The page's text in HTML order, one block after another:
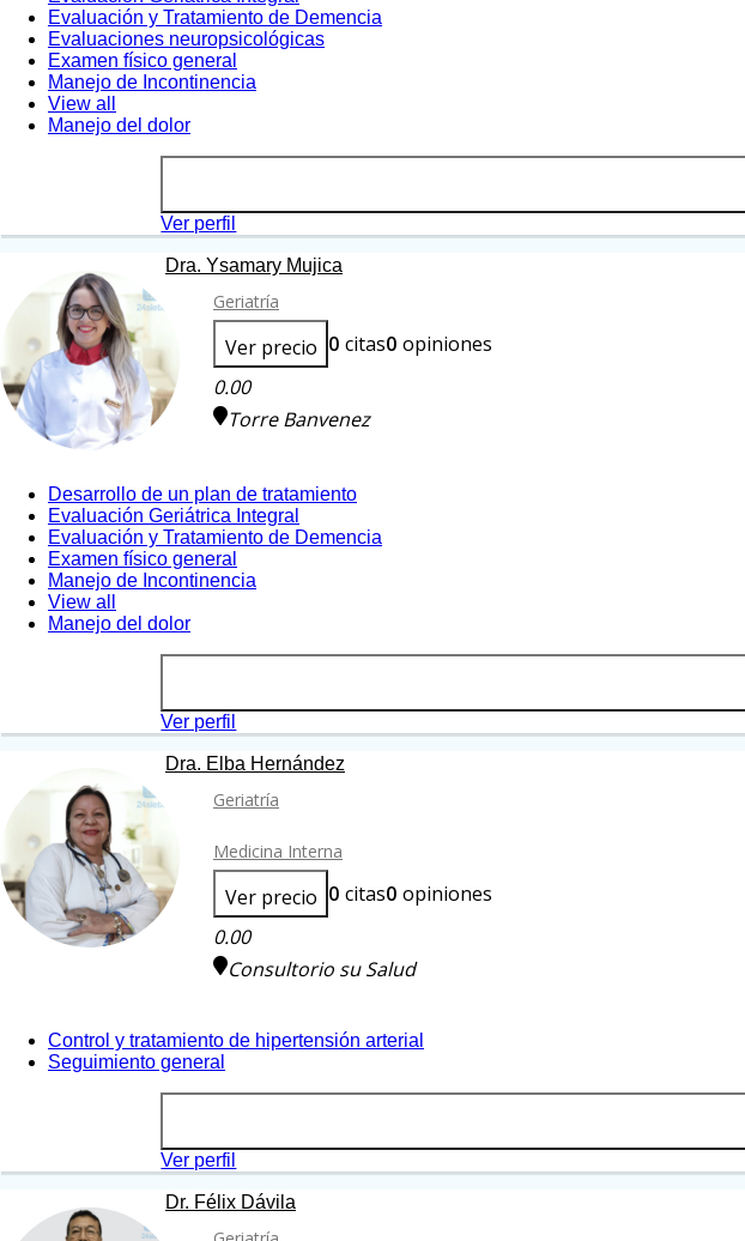
Evaluación y Tratamiento de Demencia
Evaluaciones neuropsicológicas
Examen físico general
Manejo de Incontinencia
View all
Manejo del dolor
Ver perfil
Dra. Ysamary Mujica
Geriatría
Ver precio 0 citas0 opiniones
0.00
Torre Banvenez
Desarrollo de un plan de tratamiento
Evaluación Geriátrica Integral
Evaluación y Tratamiento de Demencia
Examen físico general
Manejo de Incontinencia
View all
Manejo del dolor
Ver perfil
Dra. Elba Hernández
Geriatría
Medicina Interna
Ver precio 0 citas0 opiniones
0.00
Consultorio su Salud
Control y tratamiento de hipertensión arterial
Seguimiento general
Ver perfil
Dr. Félix Dávila